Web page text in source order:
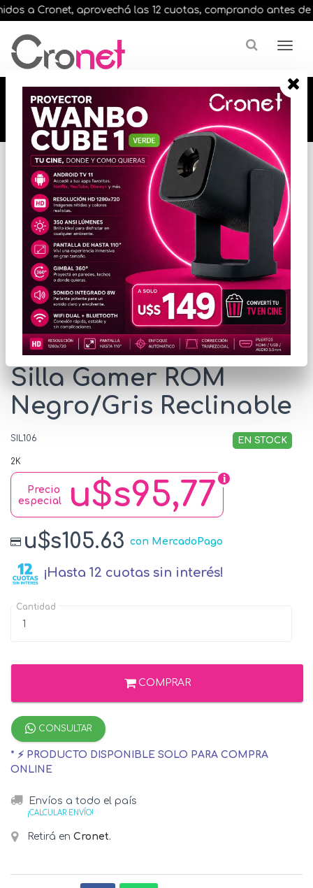
a Cronet, aprovechá las 12 cuotas, comprando antes de
🔥🔥🔥 12 cuotas, en todos nuestros artículos,
comprando antes de las 13 hrs. envíos en el
día 🔥🔥🔥
Inicio EQUIPAMIENTO SILLAS
* Las imágenes se exhiben con fines ilustrativos.
Silla Gamer ROM
Negro/Gris Reclinable
SIL106 EN STOCK
2K
u$s95,77
Precio
especial
u$s105.63 con MercadoPago
¡Hasta 12 cuotas sin interés!
Cantidad
COMPRAR
CONSULTAR
* ⚡ PRODUCTO DISPONIBLE SOLO PARA COMPRA
ONLINE
Envíos a todo el país
¡CALCULAR ENVÍO!
Retirá en Cronet.